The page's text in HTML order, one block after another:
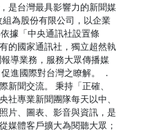
是台灣最具影響力的新聞媒
為股份有限公司，以企業
據「中央通訊社設置條
的國家通訊社，獨立超然執
導業務，服務大眾傳播媒
進國際對台灣之瞭解。 ．
新聞交流。 秉持「正確、
社專業新聞團隊每天以中、
片、圖表、影音與資訊，是
媒體客戶擴大為閱聽大眾；